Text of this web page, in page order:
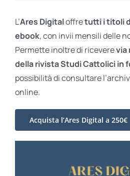
L’Ares Digitaloffretutti i titoli
ebook, con invii mensili delle
Permette inoltre di riceverevia
della rivista Studi Cattolici in
possibilità di consultare
online.
Acquista l’Ares Digital a 250€